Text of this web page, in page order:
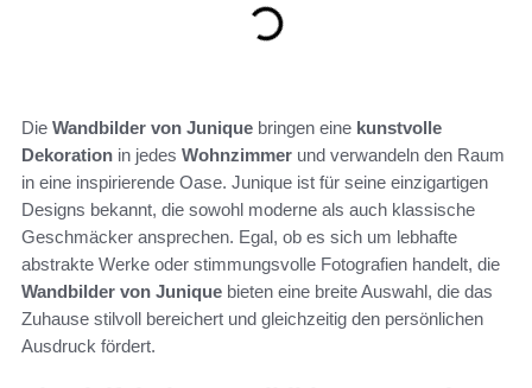
Die Wandbilder von Junique bringen eine kunstvolle
Dekoration in jedes Wohnzimmer und verwandeln den Raum
in eine inspirierende Oase. Junique ist für seine einzigartigen
Designs bekannt, die sowohl moderne als auch klassische
Geschmäcker ansprechen. Egal, ob es sich um lebhafte
abstrakte Werke oder stimmungsvolle Fotografien handelt, die
Wandbilder von Junique bieten eine breite Auswahl, die das
Zuhause stilvoll bereichert und gleichzeitig den persönlichen
Ausdruck fördert.